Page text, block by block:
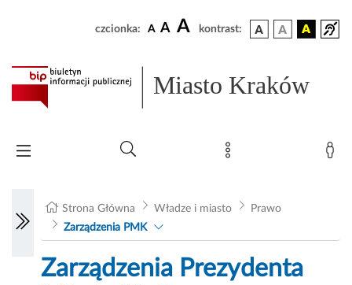
czcionka: A A A kontrast:
Miasto Kraków
Strona Główna Władze i miasto
Prawo
Zarządzenia PMK
Zarządzenia Prezydenta